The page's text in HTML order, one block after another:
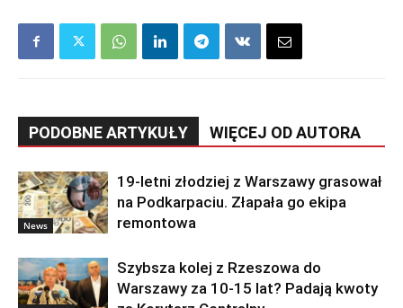
PODOBNE ARTYKUŁY WIĘCEJ OD AUTORA
News
19-letni złodziej z Warszawy grasował
na Podkarpaciu. Złapała go ekipa
remontowa
Szybsza kolej z Rzeszowa do
Warszawy za 10-15 lat? Padają kwoty